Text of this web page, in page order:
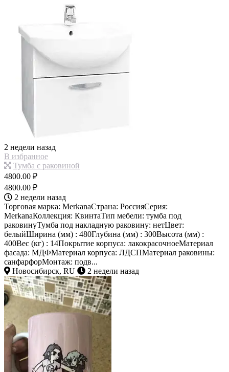
2 недели назад
В избранное
Тумба с раковиной
4800.00 ₽
4800.00 ₽
2 недели назад
Торговая марка: MerkanaСтрана: РоссияСерия:
MerkanaКоллекция: КвинтаТип мебели: тумба под
раковинуТумба под накладную раковину: нетЦвет:
белыйШирина (мм) : 480Глубина (мм) : 300Высота (мм) :
400Вес (кг) : 14Покрытие корпуса: лакокрасочноеМатериал
фасада: МДФМатериал корпуса: ЛДСПМатериал раковины:
санфарфорМонтаж: подв...
Новосибирск, RU
2 недели назад